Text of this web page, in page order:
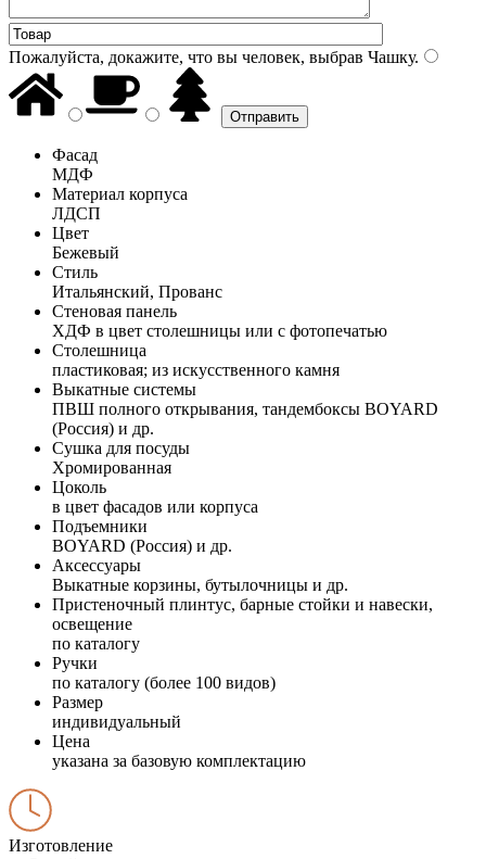
Пожалуйста, докажите, что вы человек, выбрав Чашку.
Фасад
МДФ
Материал корпуса
ЛДСП
Цвет
Бежевый
Стиль
Итальянский, Прованс
Стеновая панель
ХДФ в цвет столешницы или с фотопечатью
Столешница
пластиковая; из искусственного камня
Выкатные системы
ПВШ полного открывания, тандембоксы BOYARD
(Россия) и др.
Сушка для посуды
Хромированная
Цоколь
в цвет фасадов или корпуса
Подъемники
BOYARD (Россия) и др.
Аксессуары
Выкатные корзины, бутылочницы и др.
Пристеночный плинтус, барные стойки и навески,
освещение
по каталогу
Ручки
по каталогу (более 100 видов)
Размер
индивидуальный
Цена
указана за базовую комплектацию
Изготовление